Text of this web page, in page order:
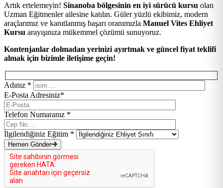
Artık ertelemeyin! Sinanoba bölgesinin en iyi sürücü kursu olan
Uzman Eğitmenler ailesine katılın. Güler yüzlü ekibimiz, modern
araçlarımız ve kanıtlanmış başarı oranımızla Manuel Vites Ehliyet
Kursu arayışınıza mükemmel çözümü sunuyoruz.
Kontenjanlar dolmadan yerinizi ayırtmak ve güncel fiyat teklifi
almak için bizimle iletişime geçin!
Adınız *
E-Posta Adresiniz*
Telefon Numaranız *
İlgilendiğiniz Eğitim *
Hemen Gönder